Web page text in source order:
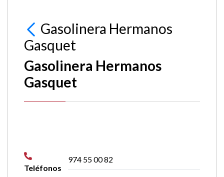
Gasolinera Hermanos
Gasquet
Gasolinera Hermanos
Gasquet
Teléfonos
974 55 00 82